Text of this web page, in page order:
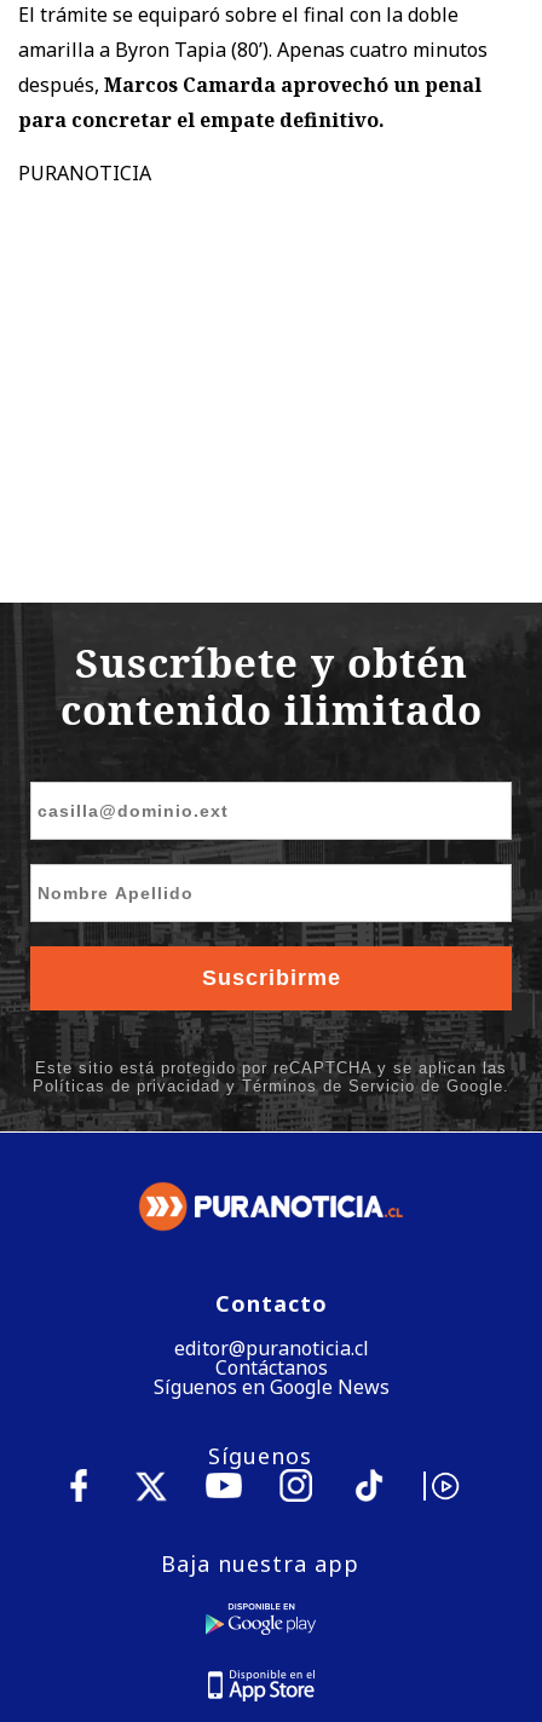
El trámite se equiparó sobre el final con la doble
amarilla a Byron Tapia (80’). Apenas cuatro minutos
después, Marcos Camarda aprovechó un penal
para concretar el empate definitivo.
PURANOTICIA
Contacto
editor@puranoticia.cl
Contáctanos
Síguenos en Google News
Síguenos
Baja nuestra app